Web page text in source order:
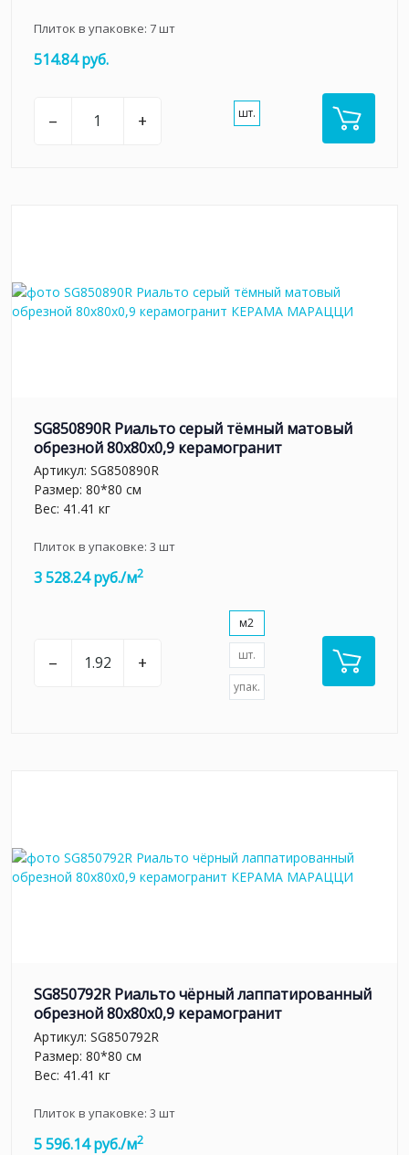
Плиток в упаковке: 7шт
514.84 руб.
– + шт.
SG850890R Риальто серый тёмный матовый
обрезной 80x80x0,9 керамогранит
Артикул: SG850890R
Размер: 80*80 см
Вес: 41.41 кг
Плиток в упаковке: 3 шт
3 528.24 руб./м2
– +
м2
шт.
упак.
SG850792R Риальто чёрный лаппатированный
обрезной 80x80x0,9 керамогранит
Артикул: SG850792R
Размер: 80*80 см
Вес: 41.41 кг
Плиток в упаковке: 3 шт
5 596.14 руб./м2